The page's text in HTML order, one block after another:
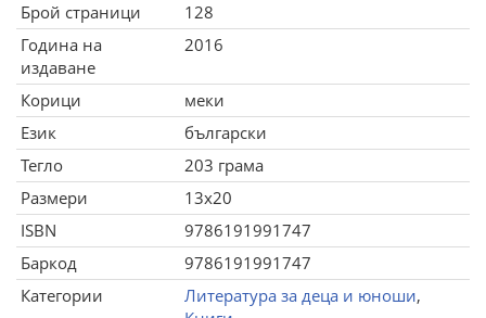
Брой страници
128
Година на
издаване
2016
Корици
меки
Език
български
Тегло
203 грама
Размери
13x20
ISBN
9786191991747
Баркод
9786191991747
Категории
Литература за деца и юноши,